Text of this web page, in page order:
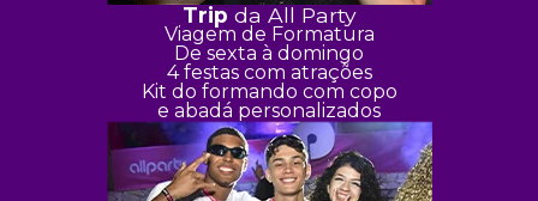
Trip da All Party
Viagem de Formatura
De sexta à domingo
4 festas com atrações
Kit do formando com copo
e abadá personalizados